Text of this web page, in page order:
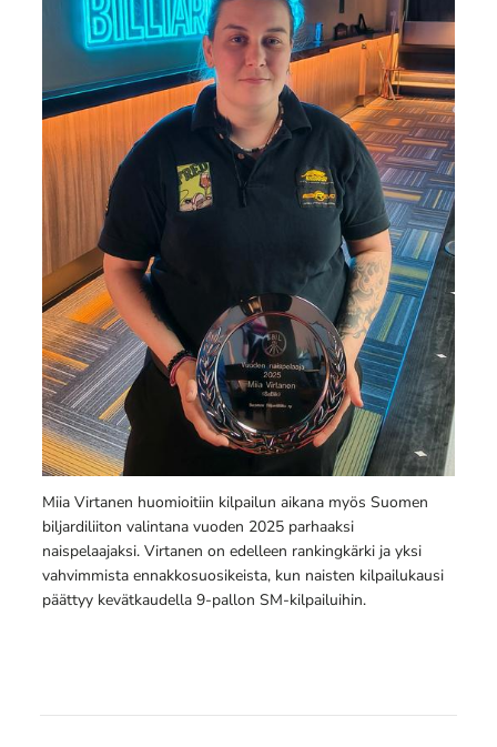
Miia Virtanen huomioitiin kilpailun aikana myös Suomen
biljardiliiton valintana vuoden 2025 parhaaksi
naispelaajaksi. Virtanen on edelleen rankingkärki ja yksi
vahvimmista ennakkosuosikeista, kun naisten kilpailukausi
päättyy kevätkaudella 9-pallon SM-kilpailuihin.